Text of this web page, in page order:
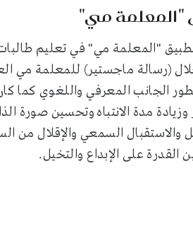
"المعلمة مي"
"المعلمة مي" في تعليم طالبات
(رسالة ماجستير) للمعلمة مي
الجانب المعرفي واللغوي كما
مدة الانتباه وتحسين صورة
والاستقبال السمعي والإقلال من
القدرة على الإبداع والتخيل.